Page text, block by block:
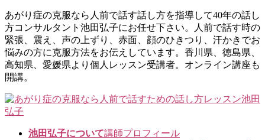
コ
ン
テ
ン
ツ
に
動
ナ
ビ
ゲ
ー
シ
ョ
に
移
あがり症の克服なら人前で話す話し方を指導して40年の話し
方コンサルタント池田弘子にお任せ下さい。人前で話す時の
緊張、震え、声の上ずり、赤面、顔のひきつり、汗かきでお
悩みの方に克服方法をお伝えしています。香川県、徳島県、
高知県、愛媛県より個人レッスン受講者。オンライン講座も
開講。
池田弘子について講師プロフィール